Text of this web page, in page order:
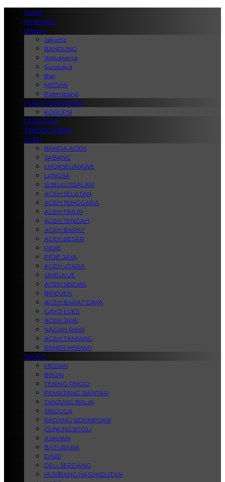
Home
NASIONAL
Daerah
Jakarta
BANDUNG
Yogyakarta
Surabaya
Bali
MEDAN
Palembang
HUKUM & KRIMINAL
KORUPSI
PERISTIWA
JABODETABEK
ACEH
BANDA ACEH
SABANG
LHOKSEUMAWE
LANGSA
SUBULUSSALAM
ACEH SELATAN
ACEH TENGGARA
ACEH TIMUR
ACEH TENGAH
ACEH BARAT
ACEH BESAR
PIDIE
PIDIE JAYA
ACEH UTARA
SIMEULUE
ACEH SINGKIL
BIREUEN
ACEH BARAT DAYA
GAYO LUES
ACEH JAYA
NAGAN RAYA
ACEH TAMIANG
BENER MERIAH
SUMUT
MEDAN
BINJAI
TEBING TINGGI
PEMATANG SIANTAR
TANJUNG BALAI
SIBOLGA
PADANG SIDEMPUAN
GUNUNGSITOLI
ASAHAN
BATUBARA
DAIRI
DELI SERDANG
HUMBANG HASUNDUTAN